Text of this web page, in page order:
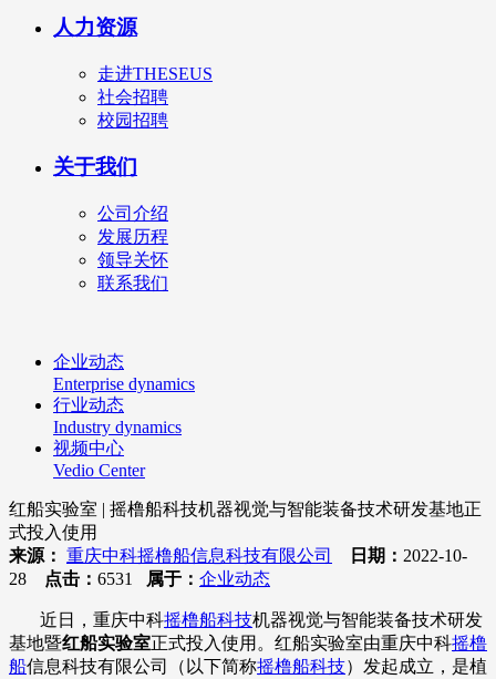
人力资源
走进THESEUS
社会招聘
校园招聘
关于我们
公司介绍
发展历程
领导关怀
联系我们
企业动态
Enterprise dynamics
行业动态
Industry dynamics
视频中心
Vedio Center
红船实验室 | 摇橹船科技机器视觉与智能装备技术研发基地正
式投入使用
来源： 重庆中科摇橹船信息科技有限公司 日期： 2022-10-
28
点击： 6531 属于： 企业动态
近日，重庆中科摇橹船科技机器视觉与智能装备技术研发
基地暨红船实验室正式投入使用。红船实验室由重庆中科摇橹
船信息科技有限公司（以下简称摇橹船科技）发起成立，是植